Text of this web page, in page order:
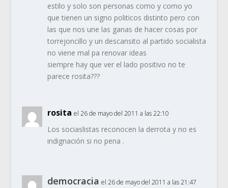
estilo y solo son personas como y como yo
que tienen un signo politicos distinto pero con
las que nos une las ganas de hacer cosas por
torrejoncillo y un descansito al partido socialista
no viene mal pa renovar ideas
siempre hay que ver el lado positivo no te
parece rosita???
rosita el 26 de mayo del 2011 a las 22:10
Los sociaslistas reconocen la derrota y no es
indignación si no pena .
democracia el 26 de mayo del 2011 a las 21:47